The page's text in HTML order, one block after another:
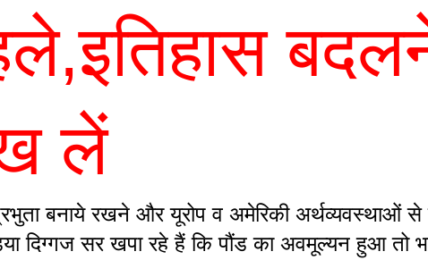
लें
बनाये रखने और यूरोप व अमेरिकी अर्थव्यवस्थाओं
दिग्गज सर खपा रहे हैं कि पौंड का अवमूल्यन हुआ तो